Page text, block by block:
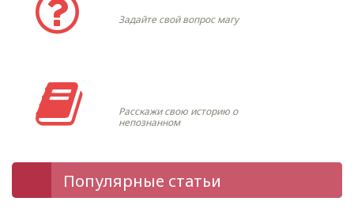
Задайте свой вопрос магу
Расскажи свою историю о
непознанном
Популярные статьи